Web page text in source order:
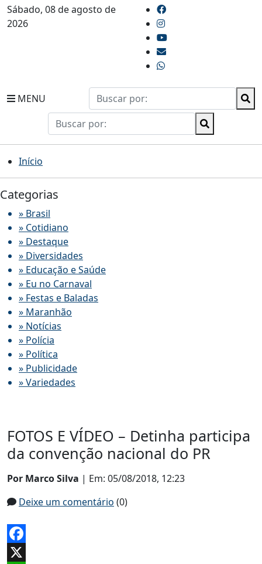
Sábado, 08 de agosto de
2026
MENU
Início
Categorias
» Brasil
» Cotidiano
» Destaque
» Diversidades
» Educação e Saúde
» Eu no Carnaval
» Festas e Baladas
» Maranhão
» Notícias
» Polícia
» Política
» Publicidade
» Variedades
FOTOS E VÍDEO – Detinha participa
da convenção nacional do PR
Por Marco Silva | Em: 05/08/2018, 12:23
Deixe um comentário (0)
Facebook